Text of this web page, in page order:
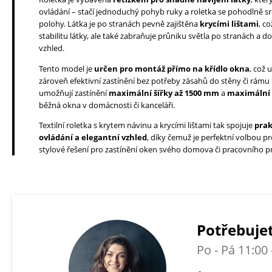
ovládání – stačí jednoduchý pohyb ruky a roletka se pohodlně
polohy. Látka je po stranách pevně zajištěna krycími lištami,
stabilitu látky, ale také zabraňuje průniku světla po stranách a
vzhled.
Tento model je určen pro montáž přímo na křídlo okna, což
zároveň efektivní zastínění bez potřeby zásahů do stěny či
umožňují zastíněnímaximální šířky až 1500 mm a maximální
běžná okna v domácnosti či kanceláři.
Textilní roletka s krytem návinu a krycími lištami tak spojuje
ovládání a elegantní vzhled, díky čemuž je perfektní volbou
stylové řešení pro zastínění oken svého domova či pracovního
Po - Pá 11:00